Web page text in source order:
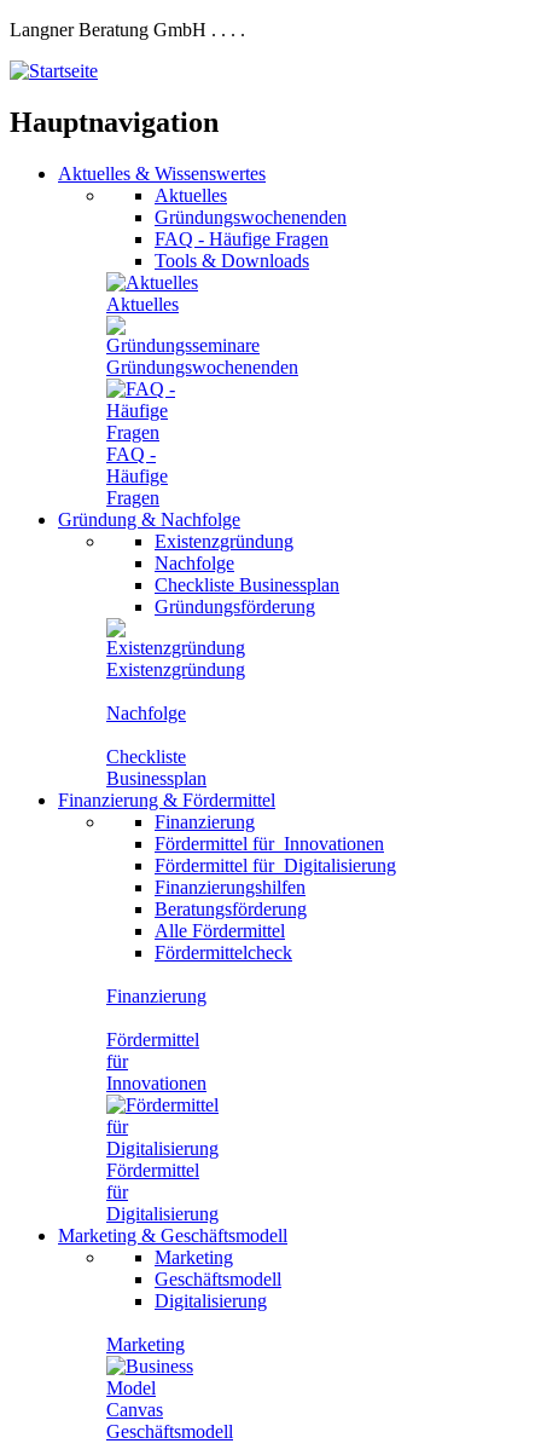
Langner Beratung GmbH . . . .
Hauptnavigation
Aktuelles & Wissenswertes
Aktuelles
Gründungswochenenden
FAQ - Häufige Fragen
Tools & Downloads
Aktuelles
Gründungswochenenden
FAQ -
Häufige
Fragen
Gründung & Nachfolge
Existenzgründung
Nachfolge
Checkliste Businessplan
Gründungsförderung
Existenzgründung
Nachfolge
Checkliste
Businessplan
Finanzierung & Fördermittel
Finanzierung
Fördermittel für Innovationen
Fördermittel für Digitalisierung
Finanzierungshilfen
Beratungsförderung
Alle Fördermittel
Fördermittelcheck
Finanzierung
Fördermittel
für
Innovationen
Fördermittel
für
Digitalisierung
Marketing & Geschäftsmodell
Marketing
Geschäftsmodell
Digitalisierung
Marketing
Geschäftsmodell